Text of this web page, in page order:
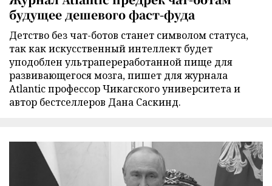
будущее дешевого фаст-фуда
Детство без чат-ботов станет символом статуса,
так как искусственный интеллект будет
уподоблен ультрапереработанной пище для
развивающегося мозга, пишет для журнала
Atlantic профессор Чикагского университета и
автор бестселлеров Дана Саскинд.